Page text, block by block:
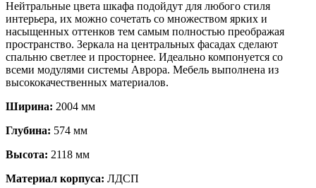
Нейтральные цвета шкафа подойдут для любого стиля
интерьера, их можно сочетать со множеством ярких и
насыщенных оттенков тем самым полностью преображая
пространство. Зеркала на центральных фасадах сделают
спальню светлее и просторнее. Идеально компонуется со
всеми модулями системы Аврора. Мебель выполнена из
высококачественных материалов.
Ширина: 2004 мм
Глубина: 574 мм
Высота: 2118 мм
Материал корпуса: ЛДСП